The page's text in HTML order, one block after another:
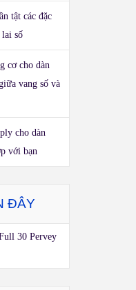
tật các đặc
số
cơ cho dàn
vang số và
cho dàn
với bạn
ĐÂY
30 Pervey